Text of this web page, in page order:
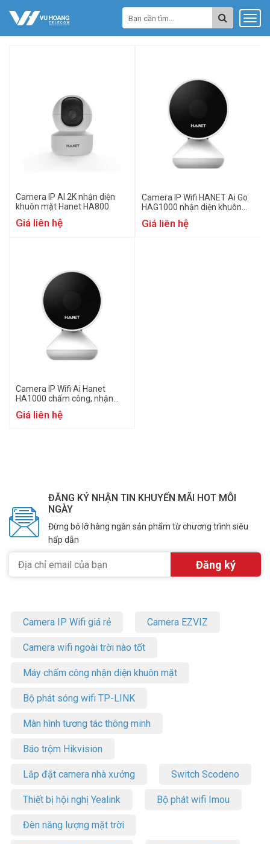
Camera IP AI 2K nhận diện
khuôn mặt Hanet HA800
Giá liên hệ
Camera IP Wifi HANET Ai Go
HAG1000 nhận diện khuôn
Giá liên hệ
Camera IP Wifi Ai Hanet
HA1000 chấm công, nhận
Giá liên hệ
ĐĂNG KÝ NHẬN TIN KHUYẾN MÃI HOT MỖI
NGÀY
Đừng bỏ lỡ hàng ngàn sản phẩm từ chương trình siêu
hấp dẫn
Camera IP Wifi giá rẻ Camera EZVIZ
Camera wifi ngoài trời nào tốt
Máy chấm công nhận diện khuôn mặt
Bộ phát sóng wifi TP-LINK
Màn hình tương tác thông minh
Báo trộm Hikvision
Lắp đặt camera nhà xưởng Switch Scodeno
Thiết bị hội nghị Yealink Bộ phát wifi Imou
Đèn năng lượng mặt trời